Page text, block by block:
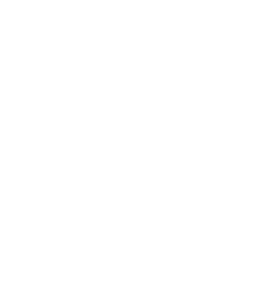
en espèces et d'autres